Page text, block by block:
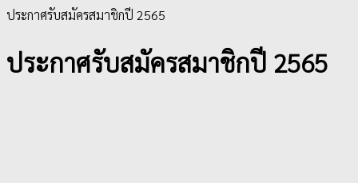
ประกาศรับสมัครสมาชิกปี 2565
ประกาศรับสมัครสมาชิกปี 2565